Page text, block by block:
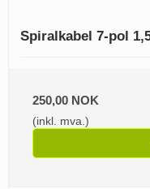
Spiralkabel 7-pol
250,00 NOK
(inkl. mva.)